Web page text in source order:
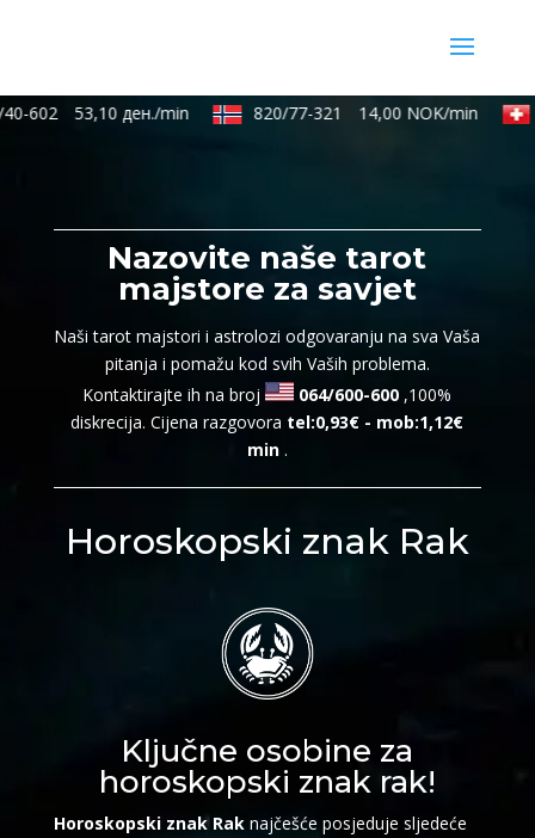
602 53,10 ден./min 820/77-321 14,00 NOK/min
Nazovite naše tarot
majstore za savjet
Naši tarot majstori i astrolozi odgovaranju na sva Vaša
pitanja i pomažu kod svih Vaših problema.
Kontaktirajte ih na broj
064/600-600 ,100%
diskrecija. Cijena razgovora tel:0,93€ - mob:1,12€
min .
Horoskopski znak Rak
Ključne osobine za
horoskopski znak rak!
Horoskopski znak Raknajčešće posjeduje sljedeće